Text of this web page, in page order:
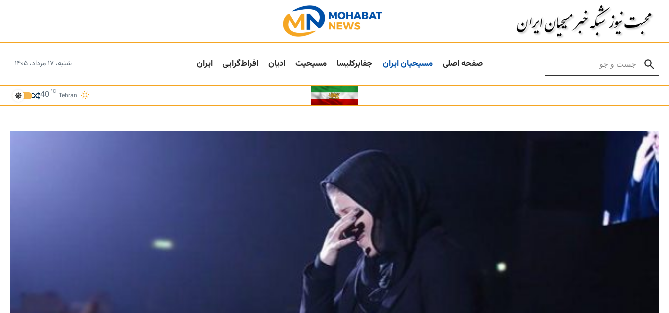
صفحه اصلی مسیحیان ایران جفا‌بر‌کلیسا مسیحیت ادیان افراط‌گرایی ایران شنبه، ۱۷ مرداد، ۱۴۰۵
Tehran
40 °C